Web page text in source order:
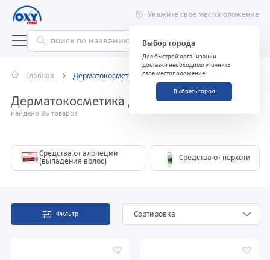
Укажите свое местоположение
Выбор города
Для быстрой организации
доставки необходимо уточнить
свое местоположение
Выбрать город
Главная Дерматокосметика для волос
Дерматокосметика для волос
найдено 86 товаров
Средства от алопеции
(выпадения волос)
Средства от перхоти
Фильтр Сортировка